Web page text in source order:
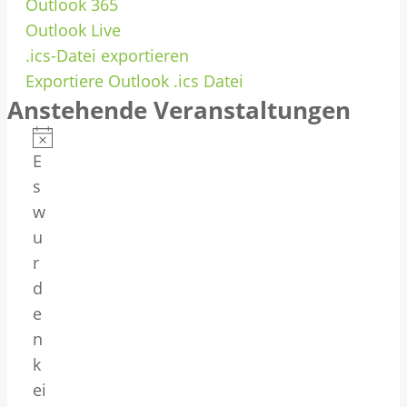
Outlook 365
Outlook Live
.ics-Datei exportieren
Exportiere Outlook .ics Datei
Anstehende Veranstaltungen
V
e
r
a
n
s
t
H
i
n
w
e
i
s
E
s
w
u
r
d
e
n
k
ei